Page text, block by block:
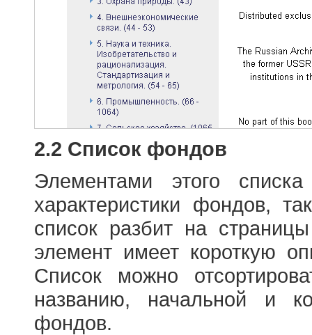
2.2 Список фондов
Элементами этого
характеристики фондов,
список разбит на
элемент имеет короткую
Список можно
названию, начальной и
фондов.